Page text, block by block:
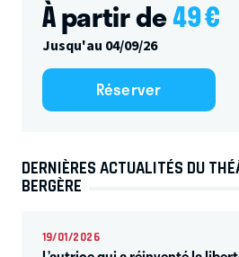
À partir de49€
Jusqu'au 04/09/26
Réserver
DERNIÈRES ACTUALITÉS DU
BERGÈRE
19/01/2026